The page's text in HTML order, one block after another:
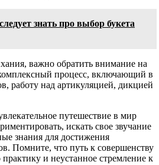
знать про выбор букета
важно обратить внимание на
процесс, включающий в
работу над артикуляцией, дикцией
путешествие в мир
искать свое звучание
знания для достижения
Помните, что путь к совершенству
и неустанное стремление к